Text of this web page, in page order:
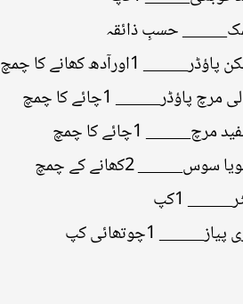
حسبِ ذائقہ
1اورآدھ کھانے کا چمچ
مرچ پاؤڈر_____ 1چائے کا چمچ
مرچ_____ 1چائے کا چمچ
سوس_____ 2کھانے کے چمچ
1کپ
1چوتھائی کپ